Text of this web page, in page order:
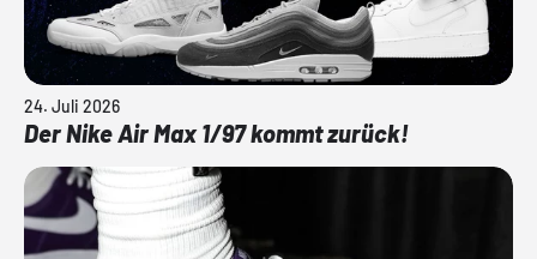
24. Juli 2026
Der Nike Air Max 1/97 kommt zurück!